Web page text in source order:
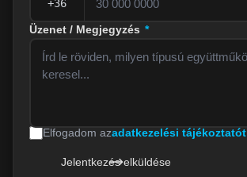
Üzenet / Megjegyzés *
Elfogadom azadatkezelési tájékoztatót
Jelentkezés elküldése